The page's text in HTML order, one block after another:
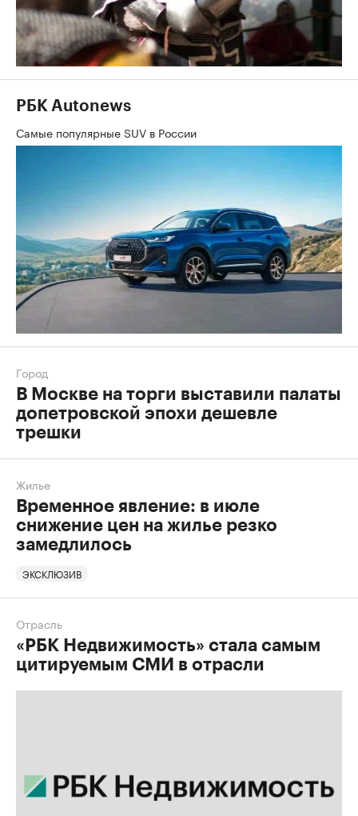
РБК Autonews
Самые популярные SUV в России
Город
В Москве на торги выставили палаты
допетровской эпохи дешевле
трешки
Жилье
Временное явление: в июле
снижение цен на жилье резко
замедлилось
ЭКСКЛЮЗИВ
Отрасль
«РБК Недвижимость» стала самым
цитируемым СМИ в отрасли